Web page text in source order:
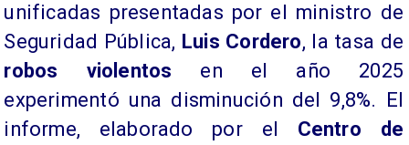
unificadas presentadas por el ministro de
Seguridad Pública, Luis Cordero, la tasa de
robos violentos en el año 2025
experimentó una disminución del 9,8%. El
informe, elaborado por el Centro de